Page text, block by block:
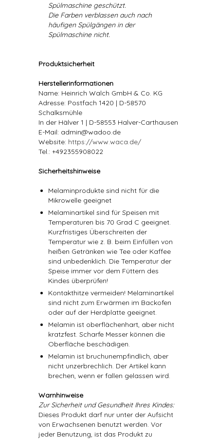
Spülmaschine geschützt.
Die Farben verblassen auch nach
häufigen Spülgängen in der
Spülmaschine nicht.
Produktsicherheit
Herstellerinformationen
Name: Heinrich Walch GmbH & Co. KG
Adresse: Postfach 1420 | D-58570
Schalksmühle
In der Hälver 1 | D-58553 Halver-Carthausen
E-Mail: admin@wadoo.de
Website: https://www.waca.de/
Tel.: +492355908022
Sicherheitshinweise
Melaminprodukte sind nicht für die
Mikrowelle geeignet
Melaminartikel sind für Speisen mit
Temperaturen bis 70 Grad C geeignet.
Kurzfristiges Überschreiten der
Temperatur wie z. B. beim Einfüllen von
heißen Getränken wie Tee oder Kaffee
sind unbedenklich. Die Temperatur der
Speise immer vor dem Füttern des
Kindes überprüfen!
Kontakthitze vermeiden! Melaminartikel
sind nicht zum Erwärmen im Backofen
oder auf der Herdplatte geeignet.
Melamin ist oberflächenhart, aber nicht
kratzfest. Scharfe Messer können die
Oberfläche beschädigen.
Melamin ist bruchunempfindlich, aber
nicht unzerbrechlich. Der Artikel kann
brechen, wenn er fallen gelassen wird.
Warnhinweise
Zur Sicherheit und Gesundheit Ihres Kindes:
Dieses Produkt darf nur unter der Aufsicht
von Erwachsenen benutzt werden. Vor
jeder Benutzung, ist das Produkt zu